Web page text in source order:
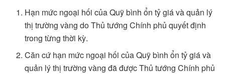
Hạn mức ngoại hối của Quỹ bình ổn tỷ giá và quản lý
thị trường vàng do Thủ tướng Chính phủ quyết định
trong từng thời kỳ.
Căn cứ hạn mức ngoại hối của Quỹ bình ổn tỷ giá và
quản lý thị trường vàng đã được Thủ tướng Chính phủ